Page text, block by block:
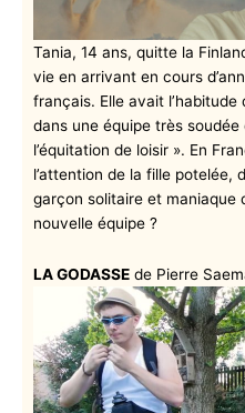
Tania, 14 ans, quitte la
vie en arrivant en cours
français. Elle avait
dans une équipe très
l’équitation de loisir ». En
l’attention de la fille potelée,
garçon solitaire et maniaque
nouvelle équipe ?
LA GODASSE de Pierre